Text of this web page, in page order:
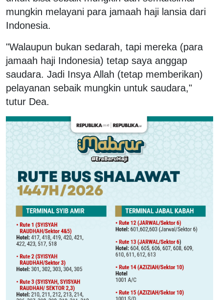
mungkin melayani para jamaah haji lansia dari
Indonesia.
"Walaupun bukan sedarah, tapi mereka (para
jamaah haji Indonesia) tetap saya anggap
saudara. Jadi Insya Allah (tetap memberikan)
pelayanan sebaik mungkin untuk saudara,"
tutur Dea.